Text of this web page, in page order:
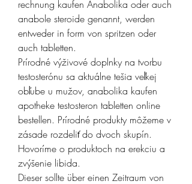
rechnung kaufen Anabolika oder auch
anabole steroide genannt, werden
entweder in form von spritzen oder
auch tabletten.
Prírodné výživové doplnky na tvorbu
testosterónu sa aktuálne tešia veľkej
obľube u mužov, anabolika kaufen
apotheke testosteron tabletten online
bestellen. Prírodné produkty môžeme v
zásade rozdeliť do dvoch skupín.
Hovoríme o produktoch na erekciu a
zvýšenie libida.
Dieser sollte über einen Zeitraum von